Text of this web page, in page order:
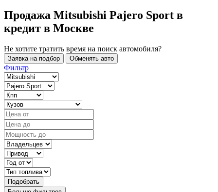
Продажа Mitsubishi Pajero Sport в
кредит в Москве
Не хотите тратить время на поиск автомобиля?
Заявка на подбор Обменять авто
Фильтр
Подобрать